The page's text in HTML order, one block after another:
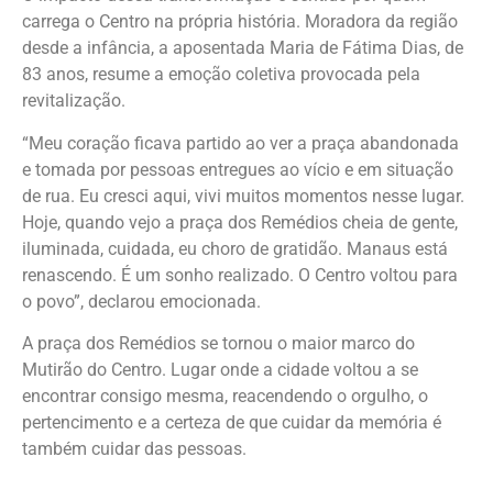
carrega o Centro na própria história. Moradora da região
desde a infância, a aposentada Maria de Fátima Dias, de
83 anos, resume a emoção coletiva provocada pela
revitalização.
“Meu coração ficava partido ao ver a praça abandonada
e tomada por pessoas entregues ao vício e em situação
de rua. Eu cresci aqui, vivi muitos momentos nesse lugar.
Hoje, quando vejo a praça dos Remédios cheia de gente,
iluminada, cuidada, eu choro de gratidão. Manaus está
renascendo. É um sonho realizado. O Centro voltou para
o povo”, declarou emocionada.
A praça dos Remédios se tornou o maior marco do
Mutirão do Centro. Lugar onde a cidade voltou a se
encontrar consigo mesma, reacendendo o orgulho, o
pertencimento e a certeza de que cuidar da memória é
também cuidar das pessoas.